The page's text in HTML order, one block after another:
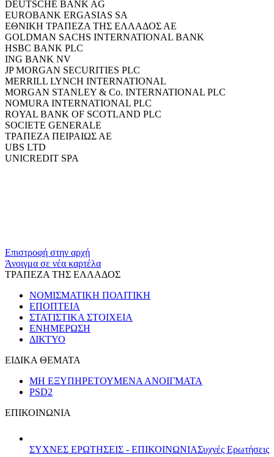
DEUTSCHE BANK AG
EUROBANK ERGASIAS SA
ΕΘΝΙΚΗ ΤΡΑΠΕΖΑ ΤΗΣ ΕΛΛΑΔΟΣ ΑΕ
GOLDMAN SACHS INTERNATIONAL BANK
HSBC BANK PLC
ING BANK NV
JP MORGAN SECURITIES PLC
MERRILL LYNCH INTERNATIONAL
MORGAN STANLEY & Co. INTERNATIONAL PLC
NOMURA INTERNATIONAL PLC
ROYAL BANK OF SCOTLAND PLC
SOCIETE GENERALE
ΤΡΑΠΕΖΑ ΠΕΙΡΑΙΩΣ ΑΕ
UBS LTD
UNICREDIT SPA
Επιστροφή στην αρχή
Άνοιγμα σε νέα καρτέλα
ΤΡΑΠΕΖΑ ΤΗΣ ΕΛΛΑΔΟΣ
ΝΟΜΙΣΜΑΤΙΚΗ ΠΟΛΙΤΙΚΗ
ΕΠΟΠΤΕΙΑ
ΣΤΑΤΙΣΤΙΚΑ ΣΤΟΙΧΕΙΑ
ΕΝΗΜΕΡΩΣΗ
ΔΙΚΤΥΟ
ΕΙΔΙΚΑ ΘΕΜΑΤΑ
ΜΗ ΕΞΥΠΗΡΕΤΟΥΜΕΝΑ ΑΝΟΙΓΜΑΤΑ
PSD2
ΕΠΙΚΟΙΝΩΝΙΑ
ΣΥΧΝΕΣ ΕΡΩΤΗΣΕΙΣ - ΕΠΙΚΟΙΝΩΝΙΑΣυχνές Ερωτήσεις